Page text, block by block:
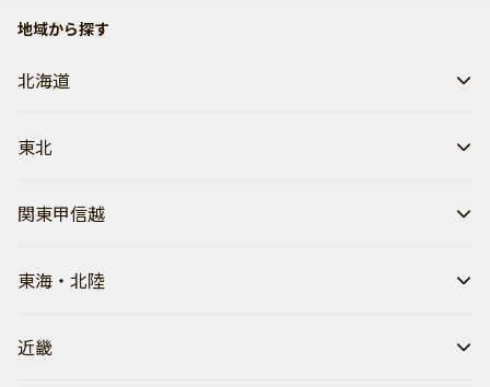
地域から探す
北海道
東北
関東甲信越
東海・北陸
近畿